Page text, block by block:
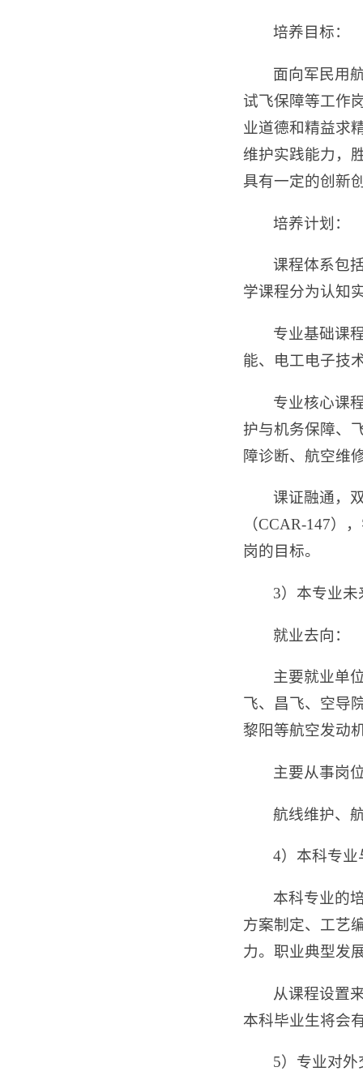
培养目标：
面向军民用
试飞保障等工作
业道德和精益求
维护实践能力，
具有一定的创新
培养计划：
课程体系包
学课程分为认知
专业基础课
能、电工电子技
专业核心课
护与机务保障、
障诊断、航空维
课证融通，
（CCAR-147）
岗的目标。
3）本专业
就业去向：
主要就业单
飞、昌飞、空导
黎阳等航空发动
主要从事岗
航线维护、
4）本科专
本科专业的
方案制定、工艺
力。职业典型发
从课程设置
本科毕业生将会
5）专业对